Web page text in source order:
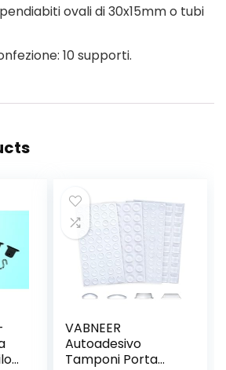
ovali di 30x15mm o tubi
10 supporti.
VABNEER
Autoadesivo
Tamponi Porta